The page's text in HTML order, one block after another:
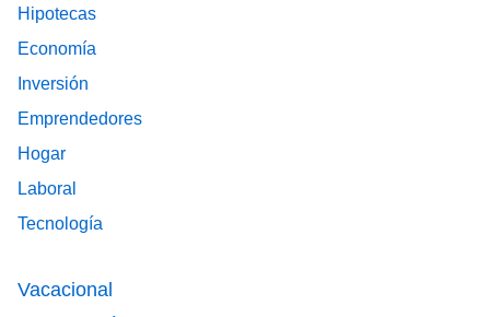
Hipotecas
Economía
Inversión
Emprendedores
Hogar
Laboral
Tecnología
Vacacional